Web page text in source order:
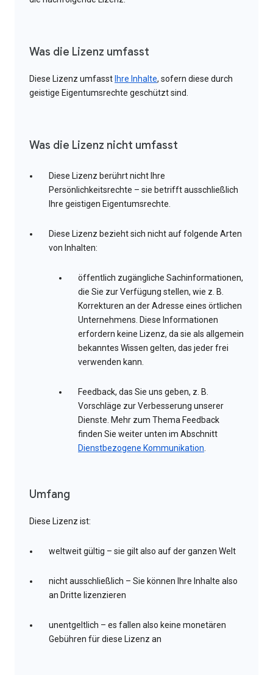
Was die Lizenz umfasst
Diese Lizenz umfasst Ihre Inhalte, sofern diese durch
geistige Eigentumsrechte geschützt sind.
Was die Lizenz nicht umfasst
Diese Lizenz berührt nicht Ihre
Persönlichkeitsrechte – sie betrifft ausschließlich
Ihre geistigen Eigentumsrechte.
Diese Lizenz bezieht sich nicht auf folgende Arten
von Inhalten:
öffentlich zugängliche Sachinformationen,
die Sie zur Verfügung stellen, wie z. B.
Korrekturen an der Adresse eines örtlichen
Unternehmens. Diese Informationen
erfordern keine Lizenz, da sie als allgemein
bekanntes Wissen gelten, das jeder frei
verwenden kann.
Feedback, das Sie uns geben, z. B.
Vorschläge zur Verbesserung unserer
Dienste. Mehr zum Thema Feedback
finden Sie weiter unten im Abschnitt
Dienstbezogene Kommunikation.
Umfang
Diese Lizenz ist:
weltweit gültig – sie gilt also auf der ganzen Welt
nicht ausschließlich – Sie können Ihre Inhalte also
an Dritte lizenzieren
unentgeltlich – es fallen also keine monetären
Gebühren für diese Lizenz an